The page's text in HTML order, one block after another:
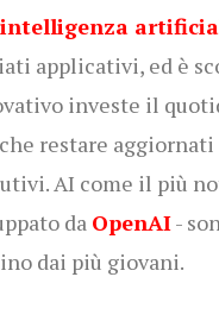
intelligenza
applicativi, ed è
investe il
restare
AI come il più
da OpenAI-
dai più giovani.